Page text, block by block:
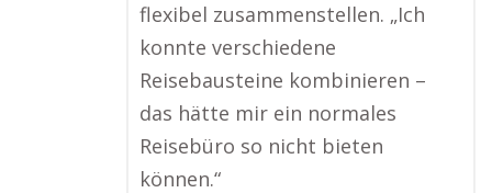
flexibel zusammenstellen. „Ich
konnte verschiedene
Reisebausteine kombinieren –
das hätte mir ein normales
Reisebüro so nicht bieten
können.“